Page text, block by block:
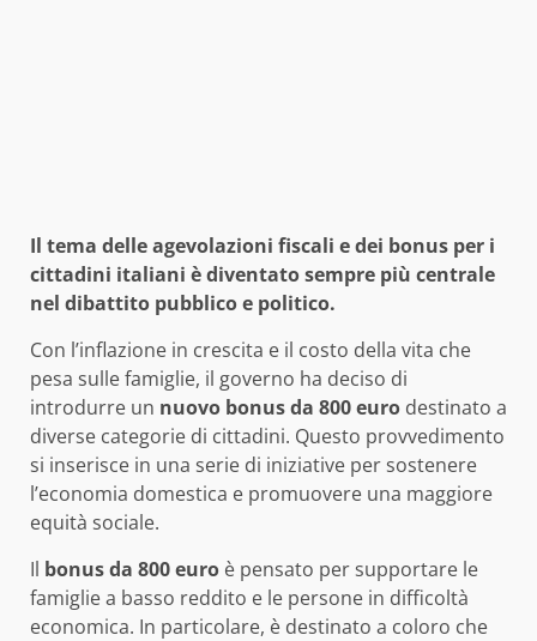
Il tema delle agevolazioni fiscali e dei bonus per i
cittadini italiani è diventato sempre più centrale
nel dibattito pubblico e politico.
Con l’inflazione in crescita e il costo della vita che
pesa sulle famiglie, il governo ha deciso di
introdurre un nuovo bonus da 800 euro destinato a
diverse categorie di cittadini. Questo provvedimento
si inserisce in una serie di iniziative per sostenere
l’economia domestica e promuovere una maggiore
equità sociale.
Il bonus da 800 euro è pensato per supportare le
famiglie a basso reddito e le persone in difficoltà
economica. In particolare, è destinato a coloro che